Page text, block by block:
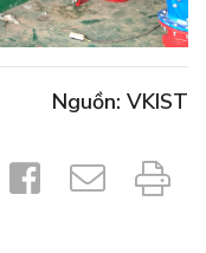
Nguồn: VKIST